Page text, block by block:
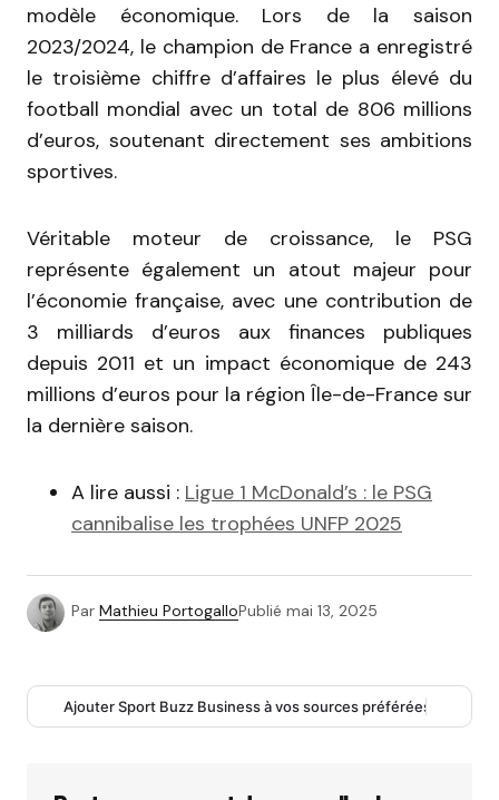
modèle économique. Lors de la saison
2023/2024, le champion de France a enregistré
le troisième chiffre d’affaires le plus élevé du
football mondial avec un total de 806 millions
d’euros, soutenant directement ses ambitions
sportives.
Véritable moteur de croissance, le PSG
représente également un atout majeur pour
l’économie française, avec une contribution de
3 milliards d’euros aux finances publiques
depuis 2011 et un impact économique de 243
millions d’euros pour la région Île-de-France sur
la dernière saison.
A lire aussi : Ligue 1 McDonald’s : le PSG
cannibalise les trophées UNFP 2025
Par Mathieu PortogalloPublié mai 13, 2025
Ajouter Sport Buzz Business à vos sources préférées